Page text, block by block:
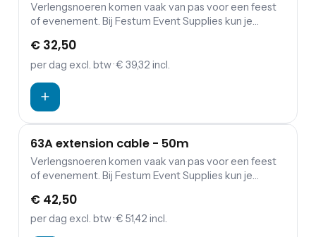
Verlengsnoeren komen vaak van pas voor een feest
of evenement. Bij Festum Event Supplies kun je
en kabbelmatten.
€ 32,50
per dag excl. btw· € 39,32 incl.
63A extension cable - 50m
Verlengsnoeren komen vaak van pas voor een feest
of evenement. Bij Festum Event Supplies kun je
en kabbelmatten.
€ 42,50
per dag excl. btw· € 51,42 incl.